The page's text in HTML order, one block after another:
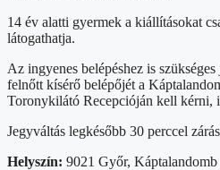
14 év alatti gyermek a kiállításokat
látogathatja.
Az ingyenes belépéshez is
felnőtt kísérő belépőjét a
Toronykilátó Recepcióján kell kérni,
Jegyváltás legkésőbb 30 perccel
Helyszín: 9021 Győr,